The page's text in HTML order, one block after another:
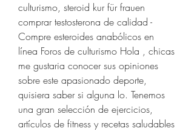
culturismo, steroid kur für frauen
comprar testosterona de calidad -
Compre esteroides anabólicos en
línea Foros de culturismo Hola , chicas
me gustaria conocer sus opiniones
sobre este apasionado deporte,
quisiera saber si alguna lo. Tenemos
una gran selección de ejercicios,
artículos de fitness y recetas saludables